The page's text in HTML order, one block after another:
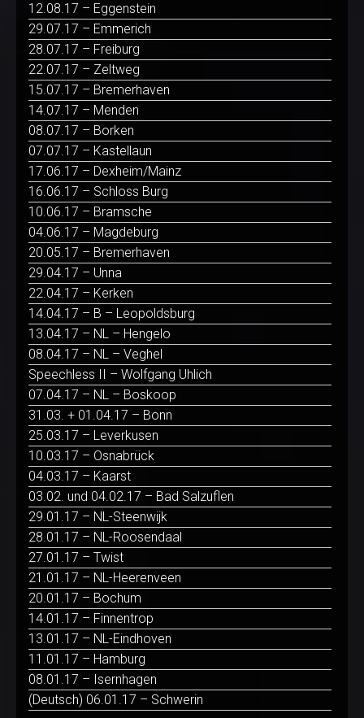
12.08.17 – Eggenstein
29.07.17 – Emmerich
28.07.17 – Freiburg
22.07.17 – Zeltweg
15.07.17 – Bremerhaven
14.07.17 – Menden
08.07.17 – Borken
07.07.17 – Kastellaun
17.06.17 – Dexheim/Mainz
16.06.17 – Schloss Burg
10.06.17 – Bramsche
04.06.17 – Magdeburg
20.05.17 – Bremerhaven
29.04.17 – Unna
22.04.17 – Kerken
14.04.17 – B – Leopoldsburg
13.04.17 – NL – Hengelo
08.04.17 – NL – Veghel
Speechless II – Wolfgang Uhlich
07.04.17 – NL – Boskoop
31.03. + 01.04.17 – Bonn
25.03.17 – Leverkusen
10.03.17 – Osnabrück
04.03.17 – Kaarst
03.02. und 04.02.17 – Bad Salzuflen
29.01.17 – NL-Steenwijk
28.01.17 – NL-Roosendaal
27.01.17 – Twist
21.01.17 – NL-Heerenveen
20.01.17 – Bochum
14.01.17 – Finnentrop
13.01.17 – NL-Eindhoven
11.01.17 – Hamburg
08.01.17 – Isernhagen
(Deutsch) 06.01.17 – Schwerin